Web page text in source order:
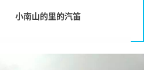
小南山的里的汽笛